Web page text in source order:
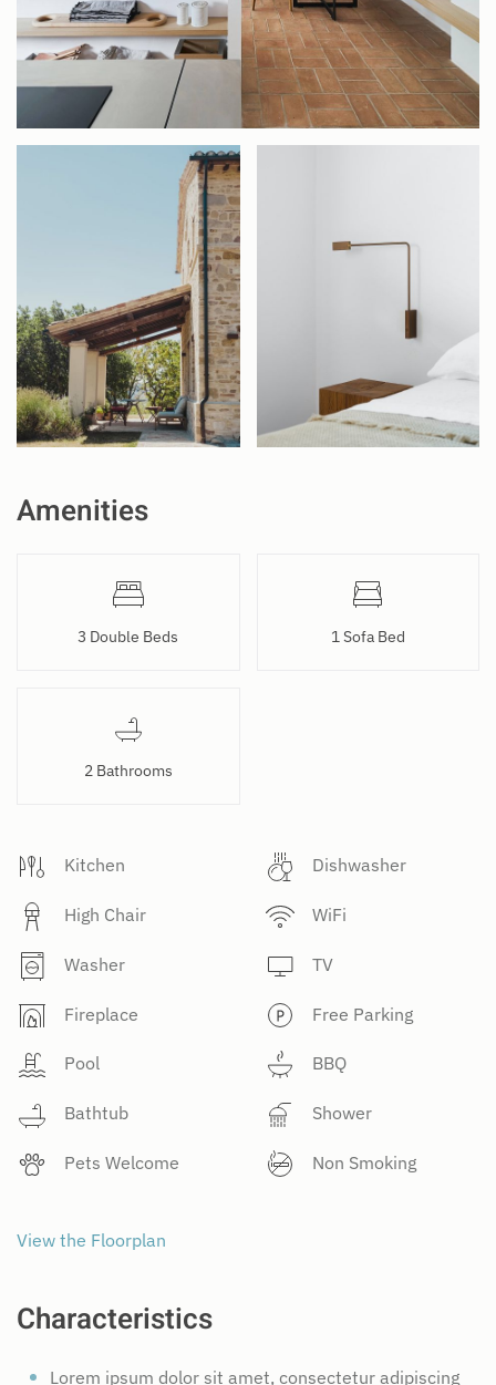
Amenities
3 Double Beds 1 Sofa Bed
2 Bathrooms
Kitchen Dishwasher
High Chair WiFi
Washer TV
Fireplace Free Parking
Pool BBQ
Bathtub Shower
Pets Welcome Non Smoking
View the Floorplan
Characteristics
Lorem ipsum dolor sit amet, consectetur adipiscing